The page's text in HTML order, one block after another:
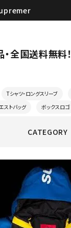
全国送料無料！
Tシャツ・ロングスリーブ
ストバッグ ボックスロゴ
CATEGORY